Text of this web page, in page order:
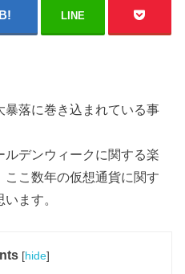
LINE
暴落に巻き込まれている事
デンウィークに関する楽
こ数年の仮想通貨に関す
ます。
[hide]